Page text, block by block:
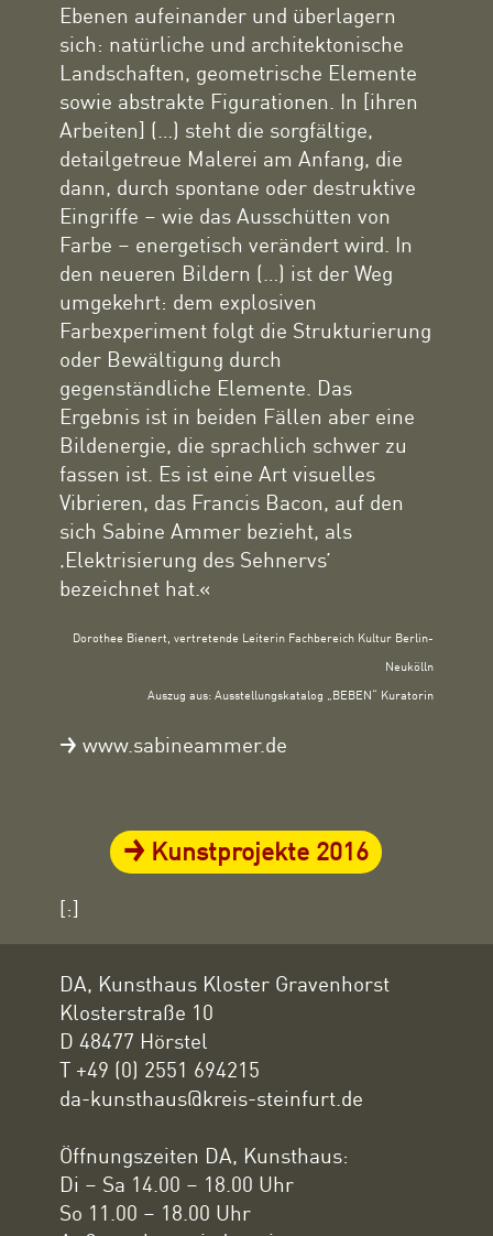
Ebenen aufeinander und überlagern
sich: natürliche und architektonische
Landschaften, geometrische Elemente
sowie abstrakte Figurationen. In [ihren
Arbeiten] (…) steht die sorgfältige,
detailgetreue Malerei am Anfang, die
dann, durch spontane oder destruktive
Eingriffe – wie das Ausschütten von
Farbe – energetisch verändert wird. In
den neueren Bildern (…) ist der Weg
umgekehrt: dem explosiven
Farbexperiment folgt die Strukturierung
oder Bewältigung durch
gegenständliche Elemente. Das
Ergebnis ist in beiden Fällen aber eine
Bildenergie, die sprachlich schwer zu
fassen ist. Es ist eine Art visuelles
Vibrieren, das Francis Bacon, auf den
sich Sabine Ammer bezieht, als
‚Elektrisierung des Sehnervs’
bezeichnet hat.«
Dorothee Bienert, vertretende Leiterin Fachbereich Kultur Berlin-
Neukölln
Auszug aus: Ausstellungskatalog „BEBEN“ Kuratorin
www.sabineammer.de
Kunstprojekte 2016
[:]
DA, Kunsthaus Kloster Gravenhorst
Klosterstraße 10
D 48477 Hörstel
T +49 (0) 2551 694215
da-kunsthaus@kreis-steinfurt.de
Öffnungszeiten DA, Kunsthaus:
Di – Sa 14.00 – 18.00 Uhr
So 11.00 – 18.00 Uhr